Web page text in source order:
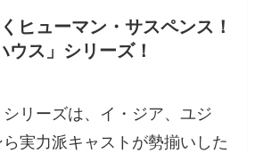
ヒューマン・サスペンス！
ス」シリーズ！
シリーズは、イ・ジア、ユジ
実力派キャストが勢揃いした